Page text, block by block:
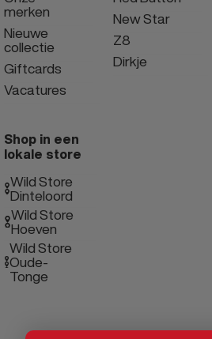
merken
Nieuwe
collectie
Giftcards
Vacatures
New Star
Z8
Dirkje
Shop in een
lokale store
Wild Store
Dinteloord
Wild Store
Hoeven
Wild Store
Oude-
Tonge